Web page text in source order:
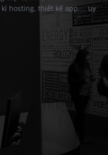
hosting, thiết kế app,... uy